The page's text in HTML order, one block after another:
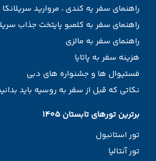
راهنمای سفر یه کندی ، مروارید سریلانکا
راهنمای سفر به کلمبو پایتخت جذاب
راهنمای سفر به مالزی
هزینه سفر به پاتایا
فستیوال ها و جشنواره های دبی
نکاتی که قبل از سفر به روسیه باید
برترین تورهای تابستان 1405
تور استانبول
تور آنتالیا